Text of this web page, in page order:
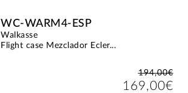
WC-WARM4-ESP
Walkasse
Flight case Mezclador Ecler...
194,00€
169,00€